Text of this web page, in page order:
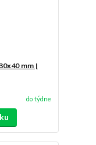
mm |
do týdne